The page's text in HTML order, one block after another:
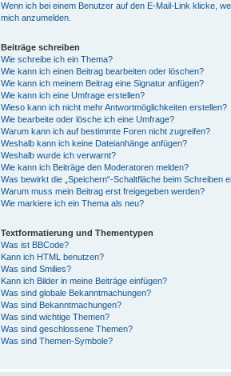
Wenn ich bei einem Benutzer auf den E-Mail-Link klicke,
mich anzumelden.
Beiträge schreiben
Wie schreibe ich ein Thema?
Wie kann ich einen Beitrag bearbeiten oder löschen?
Wie kann ich meinem Beitrag eine Signatur anfügen?
Wie kann ich eine Umfrage erstellen?
Wieso kann ich nicht mehr Antwortmöglichkeiten erstellen?
Wie bearbeite oder lösche ich eine Umfrage?
Warum kann ich auf bestimmte Foren nicht zugreifen?
Weshalb kann ich keine Dateianhänge anfügen?
Weshalb wurde ich verwarnt?
Wie kann ich Beiträge den Moderatoren melden?
Was bewirkt die „Speichern“-Schaltfläche beim Schreiben
Warum muss mein Beitrag erst freigegeben werden?
Wie markiere ich ein Thema als neu?
Textformatierung und Thementypen
Was ist BBCode?
Kann ich HTML benutzen?
Was sind Smilies?
Kann ich Bilder in meine Beiträge einfügen?
Was sind globale Bekanntmachungen?
Was sind Bekanntmachungen?
Was sind wichtige Themen?
Was sind geschlossene Themen?
Was sind Themen-Symbole?